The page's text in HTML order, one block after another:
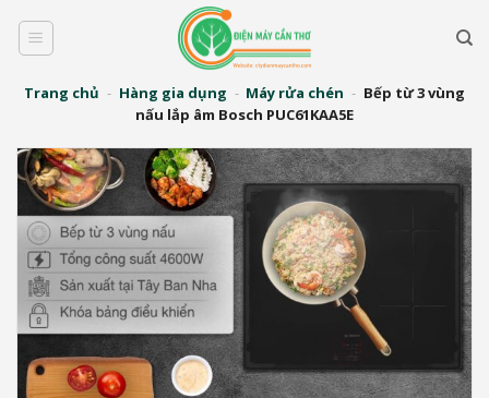
qua
dungTrang chủ - Hàng gia dụng - Máy rửa chén - Bếp từ 3 vùng
nấu lắp âm Bosch PUC61KAA5E